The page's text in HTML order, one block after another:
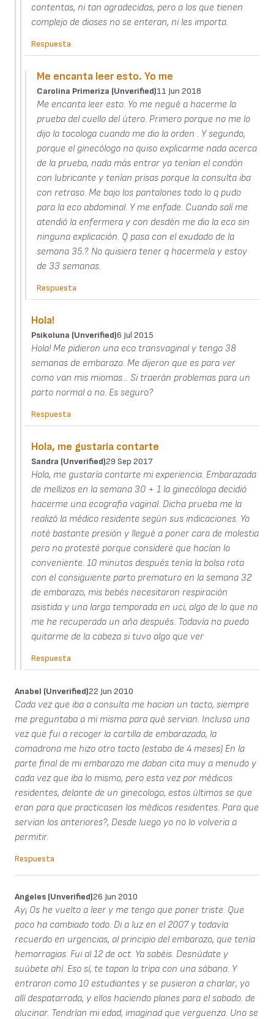
contentas, ni tan agradecidas, pero a los que tienen
complejo de dioses no se enteran, ni les importa.
Respuesta
Me encanta leer esto. Yo me
Carolina Primeriza (unverified)11 Jun 2018
Me encanta leer esto. Yo me negué a hacerme la
prueba del cuello del útero. Primero porque no me lo
dijo la tocologa cuando me dio la orden . Y segundo,
porque el ginecólogo no quiso explicarme nada acerca
de la prueba, nada más entrar ya tenían el condón
con lubricante y tenían prisas porque la consulta iba
con retraso. Me bajo los pantalones todo lo q pudo
para la eco abdominal. Y me enfade. Cuando salí me
atendió la enfermera y con desdén me dio la eco sin
ninguna explicación. Q pasa con el exudado de la
semana 35.?. No quisiera tener q hacermela y estoy
de 33 semanas.
Respuesta
Hola!
Psikoluna (unverified)6 Jul 2015
Hola! Me pidieron una eco transvaginal y tengo 38
semanas de embarazo. Me dijeron que es para ver
como van mis miomas... Si traerán problemas para un
parto normal o no. Es seguro?
Respuesta
Hola, me gustaría contarte
Sandra (unverified)29 Sep 2017
Hola, me gustaría contarte mi experiencia. Embarazada
de mellizos en la semana 30 + 1 la ginecóloga decidió
hacerme una ecografia vaginal. Dicha prueba me la
realizó la médico residente según sus indicaciones. Yo
noté bastante presión y llegué a poner cara de molestia
pero no protesté porque consideré que hacían lo
conveniente. 10 minutos después tenía la bolsa rota
con el consiguiente parto prematuro en la semana 32
de embarazo, mis bebés necesitaron respiración
asistida y una larga temporada en uci, algo de lo que no
me he recuperado un aňo después. Todavía no puedo
quitarme de la cabeza si tuvo algo que ver
Respuesta
Anabel (unverified)22 Jun 2010
Cada vez que iba a consulta me hacian un tacto, siempre
me preguntaba a mi misma para qué servian. Incluso una
vez que fui a recoger la cartilla de embarazada, la
comadrona me hizo otro tacto (estaba de 4 meses) En la
parte final de mi embarazo me daban cita muy a menudo y
cada vez que iba lo mismo, pero esta vez por médicos
residentes, delante de un ginecologo, estos últimos se que
eran para que practicasen los médicos residentes. Para que
servian los anteriores?, Desde luego yo no lo volveria a
permitir.
Respuesta
Angeles (unverified)26 Jun 2010
Ay¡ Os he vuelto a leer y me tengo que poner triste. Que
poco ha cambiado todo. Di a luz en el 2007 y todavía
recuerdo en urgencias, al principio del embarazo, que tenía
hemorragias. Fui al 12 de oct. Ya sabéis. Desnúdate y
suúbete ahí. Eso sí, te tapan la tripa con una sábana. Y
entraron como 10 estudiantes y se pusieron a charlar, yo
allí despatarrada, y ellos haciendo planes para el sabado. de
alucinar. Tendrían mi edad, imaginad que verguenza. Uno se